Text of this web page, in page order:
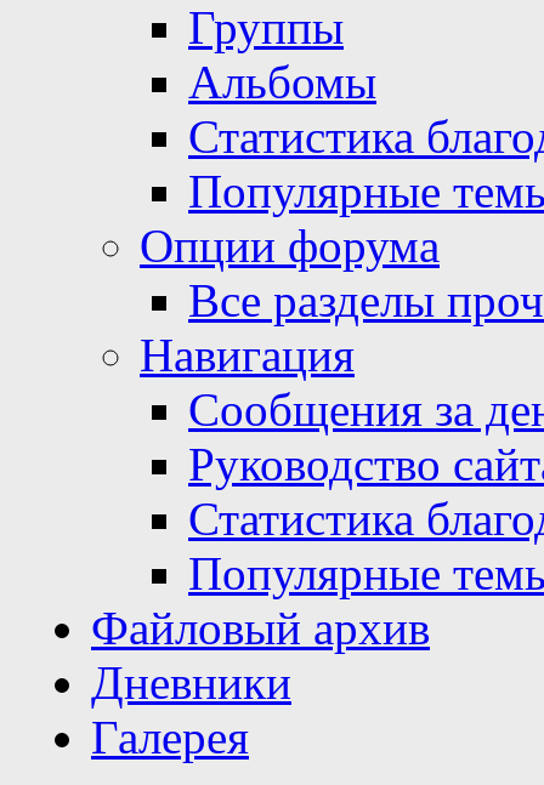
Группы
Альбомы
Статистика
Популярные
Опции форума
Все разделы
Навигация
Сообщения за
Руководство
Статистика
Популярные
Файловый архив
Дневники
Галерея